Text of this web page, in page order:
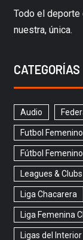
Todo el deporte
nuestra, única.
CATEGORÍAS
Audio
Futbol Femenino
Fútbol Femenino
Leagues & Clubs
Liga Chacarera
Liga Femenina
Ligas del Interior